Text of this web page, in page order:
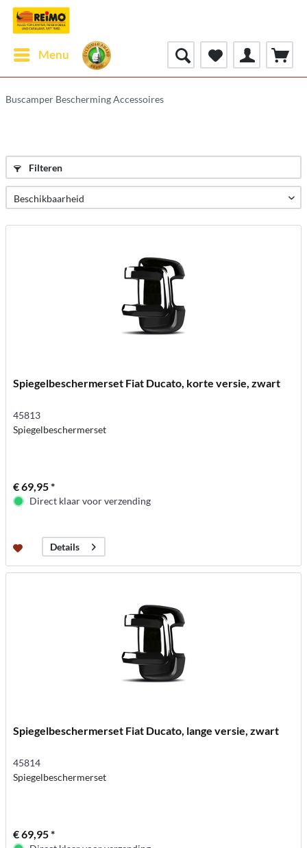
Menu
Buscamper Bescherming Accessoires
Filteren
Spiegelbeschermerset Fiat Ducato, korte versie, zwart
45813
Spiegelbeschermerset
€ 69,95 *
Direct klaar voor verzending
Details
Spiegelbeschermerset Fiat Ducato, lange versie, zwart
45814
Spiegelbeschermerset
€ 69,95 *